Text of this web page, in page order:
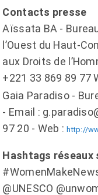
Contacts presse
Aïssata BA -
l’Ouest du Haut-
aux Droits de
+221 33 869 89 77
Gaia Paradiso -
- Email :
97 20 - Web :http://
Hashtags réseaux
@UNESCO